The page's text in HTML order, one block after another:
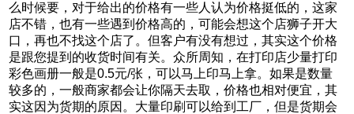
么时候要，对于给出的价格有一些人认为价格挺低的，这家
店不错，也有一些遇到价格高的，可能会想这个店狮子开大
口，再也不找这个店了。但客户有没有想过，其实这个价格
是跟您提到的收货时间有关。众所周知，在打印店少量打印
彩色画册一般是0.5元/张，可以马上印马上拿。如果是数量
较多的，一般商家都会让你隔天去取，价格也相对便宜，其
实这因为货期的原因。大量印刷可以给到工厂，但是货期会